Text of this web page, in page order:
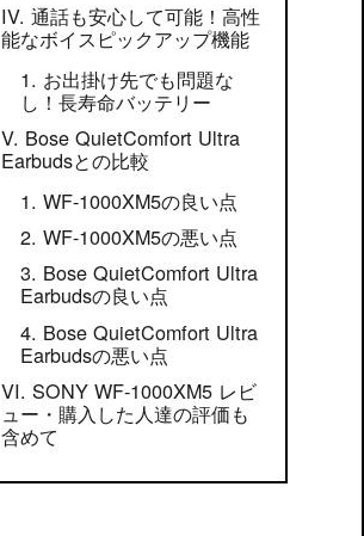
通話も安心して可能！高性
能なボイスピックアップ機能
お出掛け先でも問題な
し！長寿命バッテリー
Bose QuietComfort Ultra
Earbudsとの比較
WF-1000XM5の良い点
WF-1000XM5の悪い点
Bose QuietComfort Ultra
Earbudsの良い点
Bose QuietComfort Ultra
Earbudsの悪い点
SONY WF-1000XM5 レビ
ュー・購入した人達の評価も
含めて